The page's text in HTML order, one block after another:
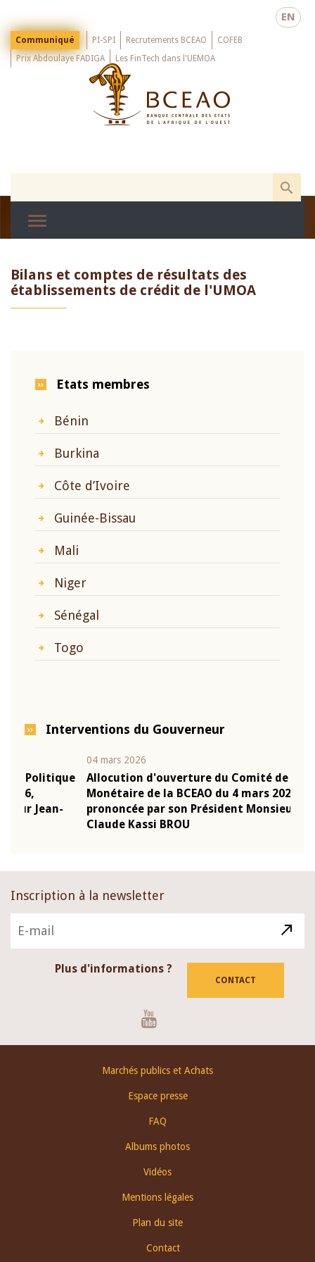
main
EN
Menu
Top
Communiqué PI-SPI Recrutements BCEAO
COFEB
Prix Abdoulaye FADIGA
Les FinTech dans l'UEMOA
Bilans et comptes de résultats des
établissements de crédit de l'UMOA
Etats membres
Bénin
Burkina
Côte d’Ivoire
Guinée-Bissau
Mali
Niger
Sénégal
Togo
Interventions du Gouverneur
Allocution d'ouverture du Comité de Politique
Monétaire de la BCEAO du 4 mars 2026,
prononcée par son Président Monsieur Jean-
Claude Kassi BROU
Inscription à la newsletter
Plus d'informations ?
CONTACT
Marchés publics et Achats
Espace presse
FAQ
Albums photos
Vidéos
Mentions légales
Plan du site
Contact